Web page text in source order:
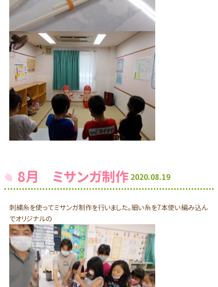
8月 ミサンガ制作 2020.08.19
刺繍糸を使ってミサンガ制作を行いました。細い糸を7本使い編み込ん
でオリジナルの